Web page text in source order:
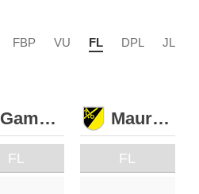
FBP VU FL DPL JL
Gamprin
FL
Mauren
FL